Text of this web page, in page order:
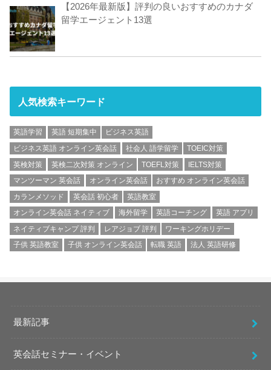
【2026年最新版】評判の良いおすすめのカナダ
留学エージェント13選
人気検索キーワード
英語学習 英語 短期集中
ビジネス英語
ビジネス英語 オンライン英会話
社会人 語学留学
TOEIC対策
英検対策
英検二次対策 オンライン TOEFL対策
IELTS対策
マンツーマン 英会話
オンライン英会話
おすすめ オンライン英会話
カランメソッド
英会話 初心者
英語教室
オンライン英会話 ネイティブ
海外留学 英語コーチング
英語 アプリ
ネイティブキャンプ 評判
レアジョブ 評判
ワーキングホリデー
子供 英語教室
子供 オンライン英会話 転職 英語 法人 英語研修
最新記事
英会話セミナー・イベント